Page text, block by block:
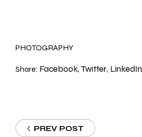
PHOTOGRAPHY
Share: Facebook Twitter LinkedIn
PREV POST